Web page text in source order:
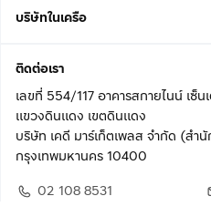
บริษัทในเครือ
ติดต่อเรา
เลขที่ 554/117 อาคารสกายไนน์ เ
แขวงดินแดง เขตดินแดง
บริษัท เคดี มาร์เก็ตเพลส จำกัด (สำ
กรุงเทพมหานคร 10400
02 108 8531